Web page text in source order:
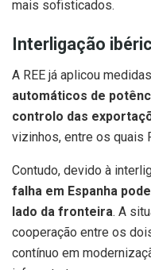
mais sofisticados.
Interligação
A REE já aplicou
automáticos de
controlo das
vizinhos, entre os quais
Contudo, devido à
falha em Espanha
lado da fronteira. A
cooperação entre os
contínuo em